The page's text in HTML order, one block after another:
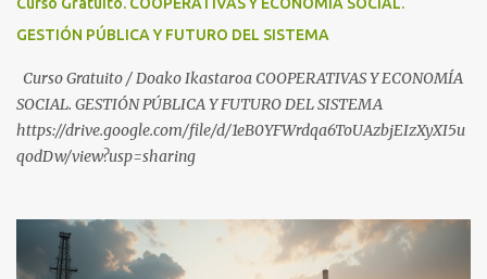
https://whatsapp.com/channel/0029VbBW56k0LKZJWzQyoE1T
SÍGUENOS EN YOUTUBE: https://www.youtube.com/@ekaicenter?
sub_confirmation=1
GESTIÓN PÚBLICA Y FUTURO DEL SISTEMA
Curso Gratuito / Doako Ikastaroa COOPERATIVAS Y ECONOMÍA
SOCIAL. GESTIÓN PÚBLICA Y FUTURO DEL SISTEMA
https://drive.google.com/file/d/1eB0YFWrdqa6ToUAzbjEIzXyXI5u
qodDw/view?usp=sharing